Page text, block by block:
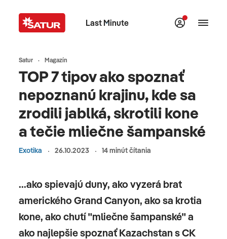
Last Minute
Satur Magazín
TOP 7 tipov ako spoznať
nepoznanú krajinu, kde sa
zrodili jablká, skrotili kone
a tečie mliečne šampanské
Exotika 26.10.2023 14 minút čítania
...ako spievajú duny, ako vyzerá brat
amerického Grand Canyon, ako sa krotia
kone, ako chutí "mliečne šampanské" a
ako najlepšie spoznať Kazachstan s CK